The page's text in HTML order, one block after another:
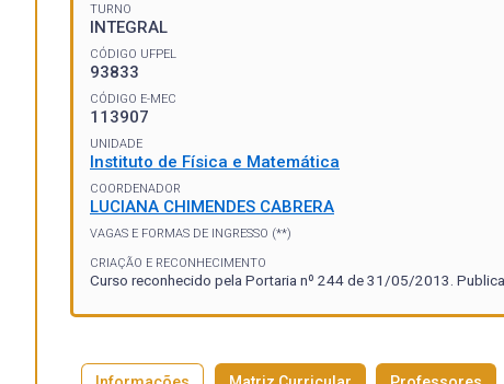
TURNO
INTEGRAL
CÓDIGO UFPEL
93833
CÓDIGO E-MEC
113907
UNIDADE
Instituto de Física e Matemática
COORDENADOR
LUCIANA CHIMENDES CABRERA
VAGAS E FORMAS DE INGRESSO (**)
CRIAÇÃO E RECONHECIMENTO
Curso reconhecido pela Portaria nº 244 de 31/05/2013.